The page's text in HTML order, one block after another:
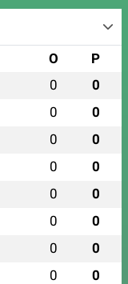
O P
0 0
0 0
0 0
0 0
0 0
0 0
0 0
0 0